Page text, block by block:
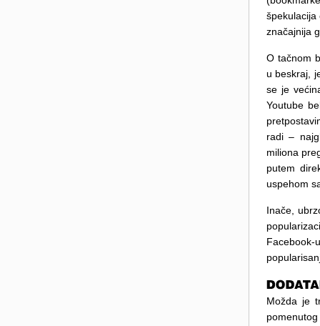
špekulacija
značajnija
O tačnom
u beskraj,
se je
Youtube
radi –
miliona
putem
uspehom
Inače,
Možda je